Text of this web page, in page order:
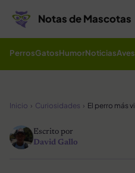
Notas de Mascotas
PerrosGatosHumorNoticiasAves
Inicio Curiosidades
Escrito por
David Gallo